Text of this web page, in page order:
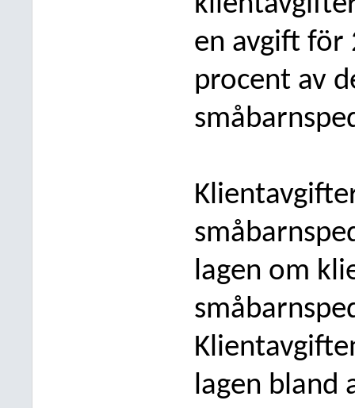
en avgift för
procent av
lagen om
lagen bland